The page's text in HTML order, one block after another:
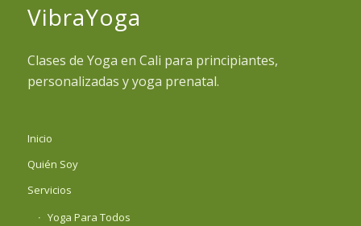
VibraYoga
Clases de Yoga en Cali para principiantes,
personalizadas y yoga prenatal.
Inicio
Quién Soy
Servicios
Yoga Para Todos